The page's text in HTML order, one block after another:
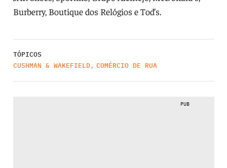
Burberry, Boutique dos Relógios e Tod’s.
TÓPICOS
CUSHMAN & WAKEFIELD, COMÉRCIO DE RUA
PUB